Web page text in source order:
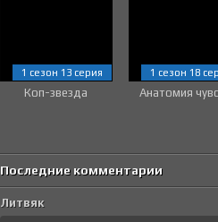
Коп-звезда
1 сезон 13 серия
Анатомия
1 сезон 18
Последние комментарии
Литвяк